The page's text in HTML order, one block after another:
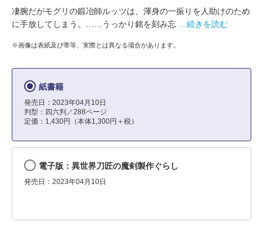
凄腕だがモグリの鍛冶師ルッツは、渾身の一振りを人助けのため
に手放してしまう。……うっかり銘を刻み忘
…続きを読む
※画像は表紙及び帯等、実際とは異なる場合があります。
紙書籍
発売日：2023年04月10日
判型：四六判／288ページ
定価：1,430円（本体1,300円＋税）
電子版：異世界刀匠の魔剣製作ぐらし
発売日：2023年04月10日